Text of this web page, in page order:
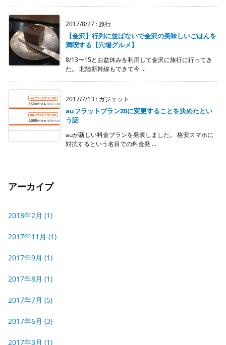
2017/8/27 :旅行
【金沢】行列に並ばないで金沢の美味しいごはんを
満喫する【穴場グルメ】
8/13〜15とお盆休みを利用して金沢に旅行に行ってき
た。 北陸新幹線もできて今 ...
2017/7/13 : ガジェット
auフラットプラン20に変更することを決めたとい
う話
auが新しい料金プランを発表しました。 格安スマホに
対抗するという名目での料金発 ...
アーカイブ
2018年2月 (1)
2017年11月 (1)
2017年9月 (1)
2017年8月 (1)
2017年7月 (5)
2017年6月 (3)
2017年3月 (1)